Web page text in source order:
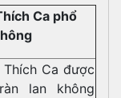
Ca phổ
Ca được
lan không